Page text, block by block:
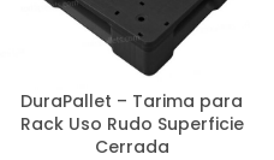
DuraPallet – Tarima para
Rack Uso Rudo Superficie
Cerrada